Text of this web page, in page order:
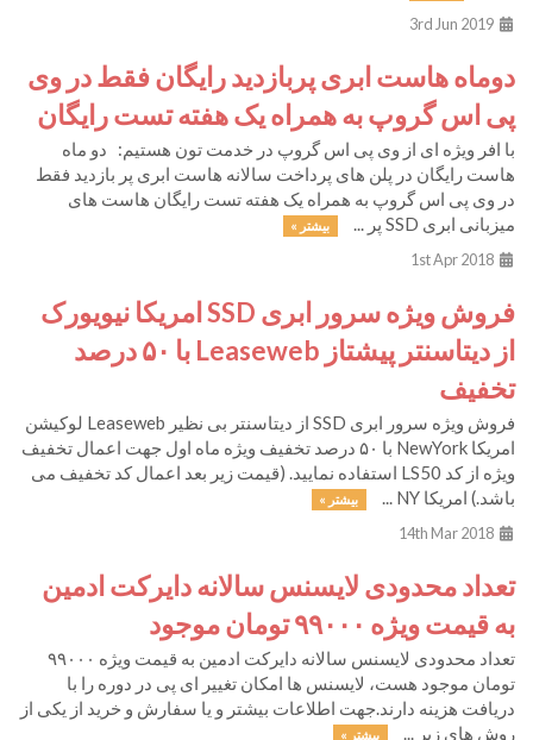
دوماه هاست ابری پربازدید رایگان فقط در وی
پی اس گروپ به همراه یک هفته تست رایگان
با افر ویژه ای از وی پی اس گروپ در خدمت تون هستیم: دو ماه
هاست رایگان در پلن های پرداخت سالانه هاست ابری پر بازدید ​فقط
در وی پی اس گروپ به همراه یک هفته تست رایگان هاست های
میزبانی ابری SSD پر ...
بیشتر »
فروش ویژه سرور ابری SSD امریکا نیویورک
از دیتاسنتر پیشتاز Leaseweb با ۵۰ درصد
تخفیف
فروش ویژه سرور ابری SSD از دیتاسنتر بی نظیر Leaseweb لوکیشن
امریکا NewYork با ۵۰ درصد تخفیف ویژه ماه اول جهت اعمال تخفیف
ویژه از کد LS50 استفاده نمایید. (قیمت زیر بعد اعمال کد تخفیف می
باشد.) امریکا NY ...
بیشتر »
تعداد محدودی لایسنس سالانه دایرکت ادمین
به قیمت ویژه ۹۹۰۰۰ تومان موجود
تعداد محدودی لایسنس سالانه دایرکت ادمین به قیمت ویژه ۹۹۰۰۰
تومان موجود هست، لایسنس ها امکان تغییر ای پی در دوره را با
دریافت هزینه دارند.جهت اطلاعات بیشتر و یا سفارش و خرید از یکی از
روش های زیر ...
بیشتر »